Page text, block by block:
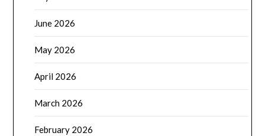
June 2026
May 2026
April 2026
March 2026
February 2026